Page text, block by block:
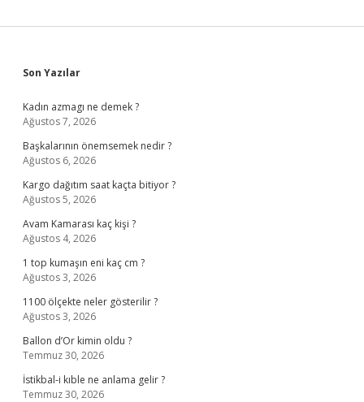
Sidebar
Son Yazılar
Kadın azmagı ne demek ?
Ağustos 7, 2026
Başkalarının önemsemek nedir ?
Ağustos 6, 2026
Kargo dağıtım saat kaçta bitiyor ?
Ağustos 5, 2026
Avam Kamarası kaç kişi ?
Ağustos 4, 2026
1 top kumaşın eni kaç cm ?
Ağustos 3, 2026
1100 ölçekte neler gösterilir ?
Ağustos 3, 2026
Ballon d’Or kimin oldu ?
Temmuz 30, 2026
İstikbal-i kıble ne anlama gelir ?
Temmuz 30, 2026